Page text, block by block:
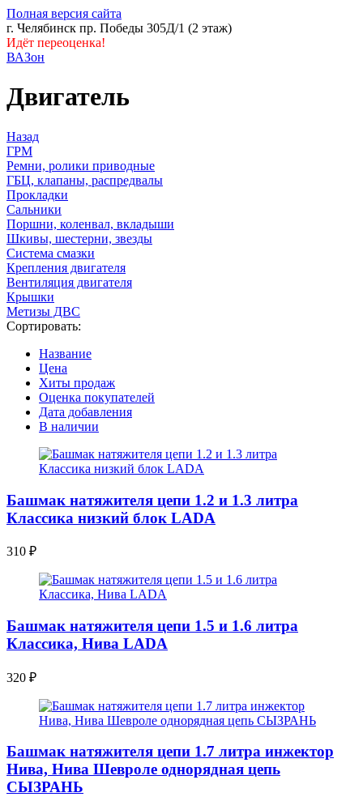
Полная версия сайта
г. Челябинск пр. Победы 305Д/1 (2 этаж)
Идёт переоценка!
ВАЗон
Двигатель
Назад
ГРМ
Ремни, ролики приводные
ГБЦ, клапаны, распредвалы
Прокладки
Сальники
Поршни, коленвал, вкладыши
Шкивы, шестерни, звезды
Система смазки
Крепления двигателя
Вентиляция двигателя
Крышки
Метизы ДВС
Сортировать:
Название
Цена
Хиты продаж
Оценка покупателей
Дата добавления
В наличии
Башмак натяжителя цепи 1.2 и 1.3 литра
Классика низкий блок LADA
310 ₽
Башмак натяжителя цепи 1.5 и 1.6 литра
Классика, Нива LADA
320 ₽
Башмак натяжителя цепи 1.7 литра инжектор
Нива, Нива Шевроле однорядная цепь
СЫЗРАНЬ